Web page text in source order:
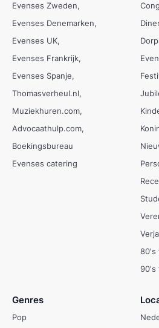
Evenses Zweden
Evenses Denemarken
Evenses UK
Evenses Frankrijk
Evenses Spanje
Thomasverheul.nl
Muziekhuren.com
Advocaathulp.com
Boekingsbureau
Evenses catering
Diner
80's
90's
Genres
Pop